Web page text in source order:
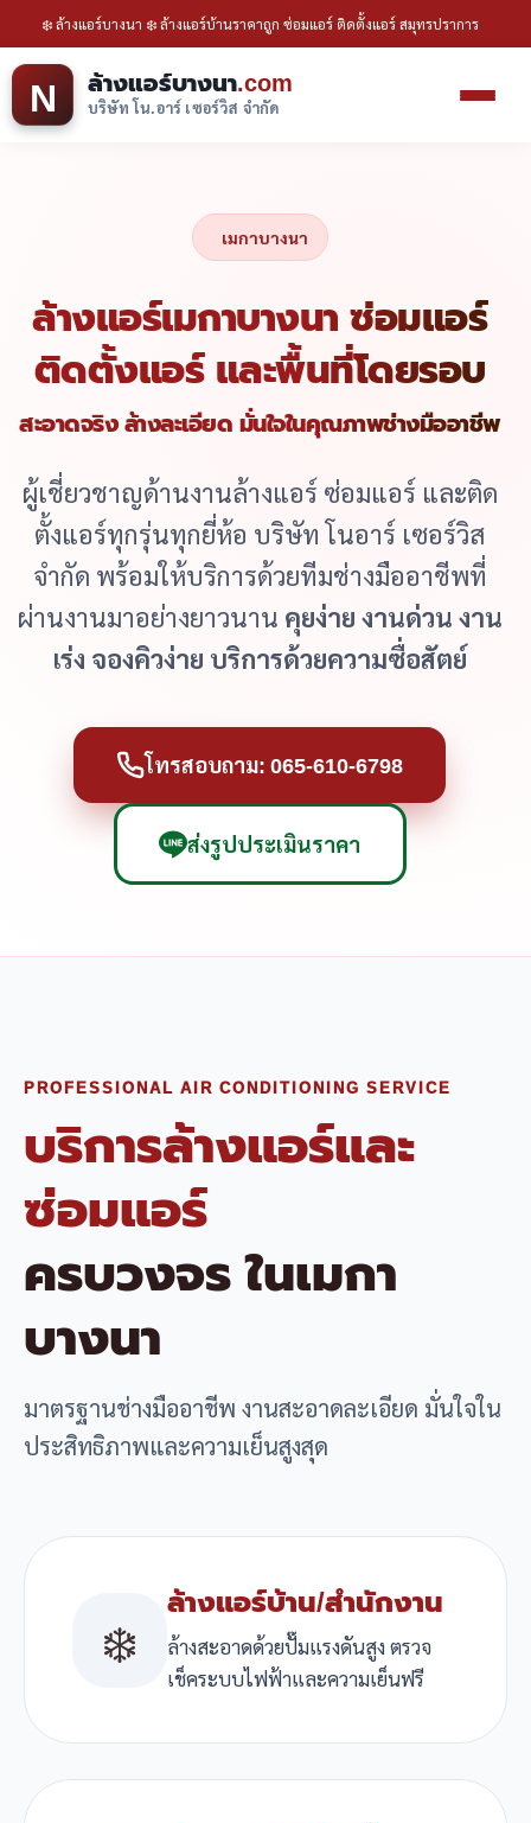
❄️ ล้างแอร์บางนา ❄️ ล้างแอร์บ้านราคาถูก ซ่อมแอร์ ติดตั้งแอร์ สมุทรปราการ
N ล้างแอร์บางนา.com
บริษัท โน.อาร์ เซอร์วิส จำกัด
เมกาบางนา
ล้างแอร์เมกาบางนา ซ่อมแอร์
ติดตั้งแอร์ และพื้นที่โดยรอบ
สะอาดจริง ล้างละเอียด มั่นใจในคุณภาพช่างมืออาชีพ
ผู้เชี่ยวชาญด้านงานล้างแอร์ ซ่อมแอร์ และติด
ตั้งแอร์ทุกรุ่นทุกยี่ห้อ บริษัท โนอาร์ เซอร์วิส
จำกัด พร้อมให้บริการด้วยทีมช่างมืออาชีพที่
ผ่านงานมาอย่างยาวนาน คุยง่าย งานด่วน งาน
เร่ง จองคิวง่าย บริการด้วยความซื่อสัตย์
โทรสอบถาม: 065-610-6798
ส่งรูปประเมินราคา
PROFESSIONAL AIR CONDITIONING SERVICE
บริการล้างแอร์และ
ซ่อมแอร์
ครบวงจร ในเมกา
บางนา
มาตรฐานช่างมืออาชีพ งานสะอาดละเอียด มั่นใจใน
ประสิทธิภาพและความเย็นสูงสุด
❄️
ล้างแอร์บ้าน/สำนักงาน
ล้างสะอาดด้วยปั๊มแรงดันสูง ตรวจ
เช็คระบบไฟฟ้าและความเย็นฟรี